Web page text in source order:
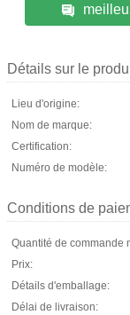
Détails sur le
Lieu d'origine:
Nom de marque:
Certification:
Numéro de modèle:
Conditions de
Quantité de commande
Prix:
Détails d'emballage:
Délai de livraison: